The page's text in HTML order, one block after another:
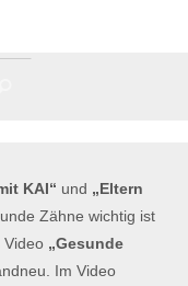
KAI“ und „Eltern
Zähne wichtig ist
Video „Gesunde
Im Video